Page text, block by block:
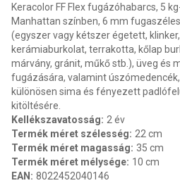
Keracolor FF Flex fugázóhabarcs, 5
Manhattan színben, 6 mm
(egyszer vagy kétszer égetett,
kerámiaburkolat, terrakotta, kőlap
márvány, gránit, műkő stb.), üveg és
fugázására, valamint
különösen sima és fényezett
kitöltésére.
Kellékszavatosság: 2 év
Termék méret szélesség: 22 cm
Termék méret magasság: 35 cm
Termék méret mélysége: 10 cm
EAN : 8022452040146